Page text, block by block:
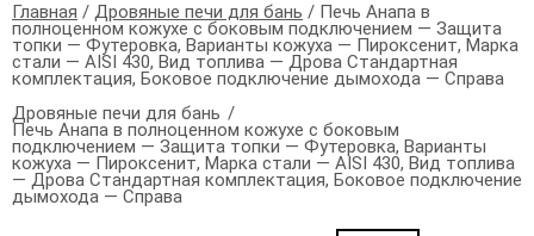
Главная / Дровяные печи для бань / Печь Анапа в
полноценном кожухе с боковым подключением — Защита
топки — Футеровка, Варианты кожуха — Пироксенит, Марка
стали — AISI 430, Вид топлива — Дрова Стандартная
комплектация, Боковое подключение дымохода — Справа
Дровяные печи для бань
Печь Анапа в полноценном кожухе с боковым
подключением — Защита топки — Футеровка, Варианты
кожуха — Пироксенит, Марка стали — AISI 430, Вид топлива
— Дрова Стандартная комплектация, Боковое подключение
дымохода — Справа